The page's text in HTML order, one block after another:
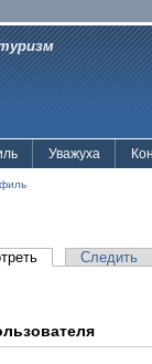
Уважуха
Следить